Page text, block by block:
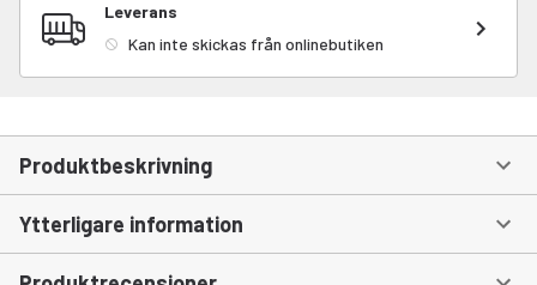
Leverans
Kan inte skickas från onlinebutiken
Produktbeskrivning
Ytterligare information